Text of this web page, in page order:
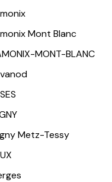
Mont Blanc
MONT-BLANC
Metz-Tessy